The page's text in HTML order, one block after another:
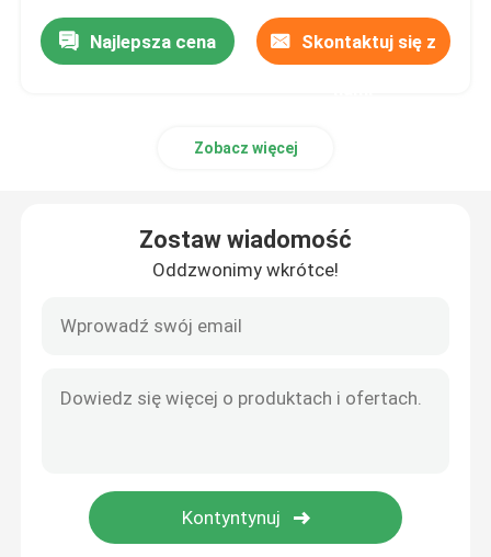
Najlepsza cena Skontaktuj się z
Zobacz więcej
Zostaw wiadomość
Oddzwonimy wkrótce!